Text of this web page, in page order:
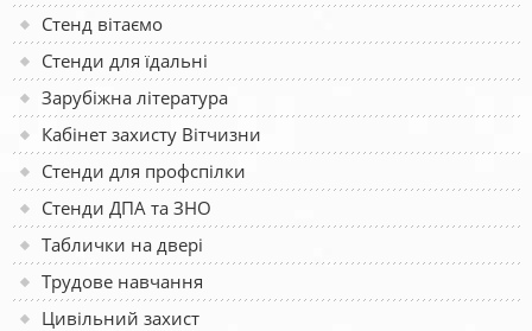
Стенд вітаємо
Стенди для їдальні
Зарубіжна література
Кабінет захисту Вітчизни
Стенди для профспілки
Стенди ДПА та ЗНО
Таблички на двері
Трудове навчання
Цивільний захист